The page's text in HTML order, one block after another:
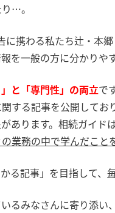
…。
携わる私たち辻・本
を一般の方に分かりや
」と「専門性」の両立で
する記事を公開して
あります。相続ガイド
業務の中で学んだこと
る記事」を目指して、
るみなさんに寄り添